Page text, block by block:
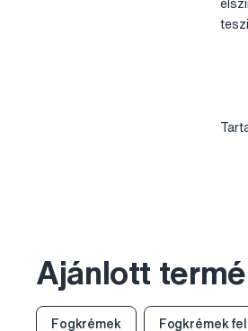
Ajánlott
Fogkrémek Fogkrémek